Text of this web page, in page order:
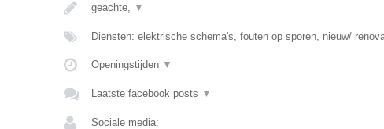
geachte, ▼
Diensten: elektrische schema's, fouten op sporen, nieuw/
Openingstijden ▼
Laatste facebook posts ▼
Sociale media: